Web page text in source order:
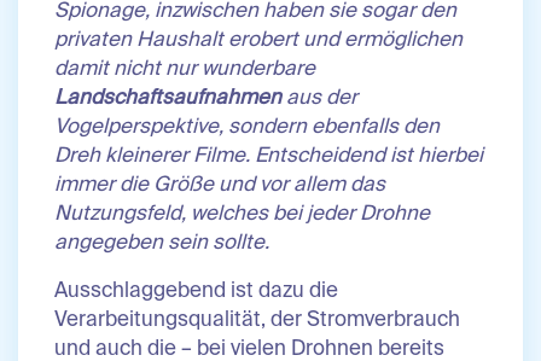
Spionage, inzwischen haben sie sogar den
privaten Haushalt erobert und ermöglichen
damit nicht nur wunderbare
Landschaftsaufnahmenaus der
Vogelperspektive, sondern ebenfalls den
Dreh kleinerer Filme. Entscheidend ist hierbei
immer die Größe und vor allem das
Nutzungsfeld, welches bei jeder Drohne
angegeben sein sollte.
Ausschlaggebend ist dazu die
Verarbeitungsqualität, der Stromverbrauch
und auch die – bei vielen Drohnen bereits